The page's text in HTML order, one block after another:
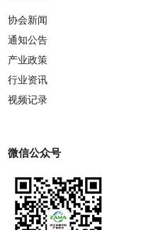
协会新闻
通知公告
产业政策
行业资讯
视频记录
微信公众号